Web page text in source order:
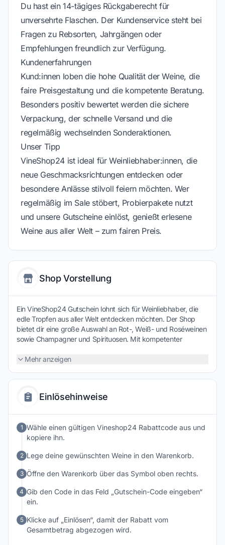
Du hast ein 14-tägiges Rückgaberecht für
unversehrte Flaschen. Der Kundenservice steht bei
Fragen zu Rebsorten, Jahrgängen oder
Empfehlungen freundlich zur Verfügung.
Kundenerfahrungen
Kund:innen loben die hohe Qualität der Weine, die
faire Preisgestaltung und die kompetente Beratung.
Besonders positiv bewertet werden die sichere
Verpackung, der schnelle Versand und die
regelmäßig wechselnden Sonderaktionen.
Unser Tipp
VineShop24 ist ideal für Weinliebhaber:innen, die
neue Geschmacksrichtungen entdecken oder
besondere Anlässe stilvoll feiern möchten. Wer
regelmäßig im Sale stöbert, Probierpakete nutzt
und unsere Gutscheine einlöst, genießt erlesene
Weine aus aller Welt – zum fairen Preis.
Shop Vorstellung
Ein VineShop24 Gutschein lohnt sich für Weinliebhaber, die
edle Tropfen aus aller Welt entdecken möchten. Der Shop
bietet dir eine große Auswahl an Rot-, Weiß- und Roséweinen
sowie Champagner und Spirituosen. Mit kompetenter
Wein für jeden Anlass und Geschmack.
Mehr anzeigen
Einlösehinweise
1 Wähle einen gültigen Vineshop24 Rabattcode aus und
kopiere ihn.
2 Lege deine gewünschten Weine in den Warenkorb.
3 Öffne den Warenkorb über das Symbol oben rechts.
4 Gib den Code in das Feld „Gutschein-Code eingeben“
ein.
5 Klicke auf „Einlösen“, damit der Rabatt vom
Gesamtbetrag abgezogen wird.